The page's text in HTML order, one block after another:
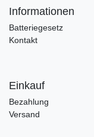
Informationen
Batteriegesetz
Kontakt
Einkauf
Bezahlung
Versand